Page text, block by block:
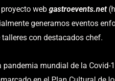
web gastroevents.net
generamos eventos
con destacados chef.
mundial de la Covid-